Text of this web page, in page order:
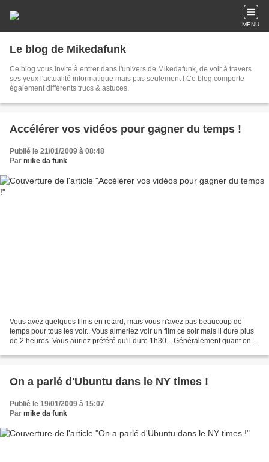
MENU
Le blog de Mikedafunk
Ce blog vous invite à entrer dans l'univers de Mikedafunk, de voir à travers
ses yeux l'actualité informatique mais pas seulement ! Ce blog comporte
également différents trucs & astuces.
Accélérer vos vidéos pour gagner du temps !
Publié le 21/01/2009 à 08:48
Par mike da funk
Vous avez quelques films en retard, mais vous n'avez pas beaucoup de
temps pour tous les voir.. Vous aimeriez voir un film ce soir mais il dure plus
de 2 heures. Vous auriez préféré qu'il dure 1h30... Généralement quant on
On a parlé d'Ubuntu dans le NY times !
Publié le 19/01/2009 à 15:07
Par mike da funk